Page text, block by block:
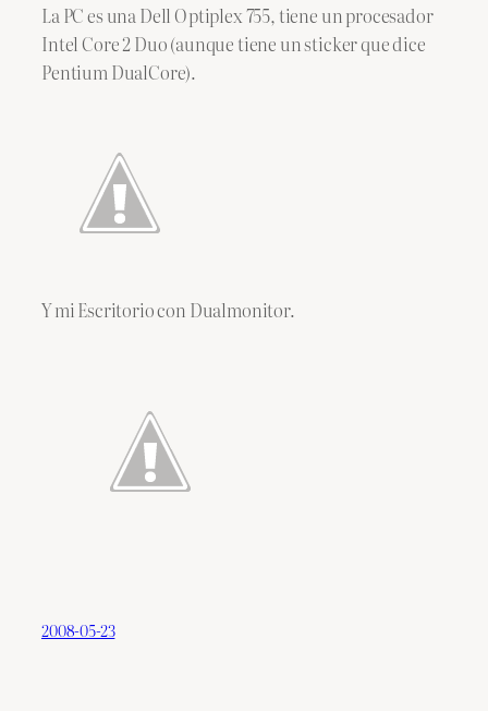
La PC es una Dell Optiplex 755, tiene un procesador
Intel Core 2 Duo (aunque tiene un sticker que dice
Pentium DualCore).
Y mi Escritorio con Dualmonitor.
2008-05-23